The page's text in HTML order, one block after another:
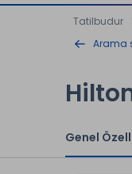
Tatilbudur
Arama
Genel